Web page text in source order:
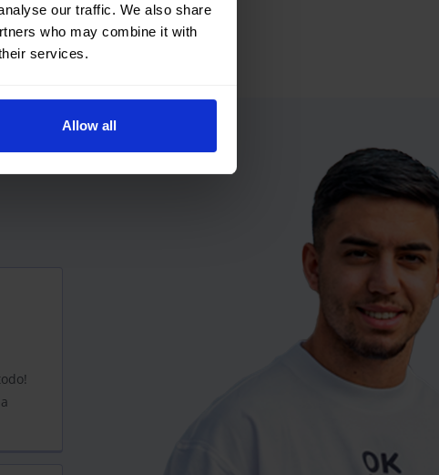
our traffic. We also share
who may combine it with
services.
Allow all